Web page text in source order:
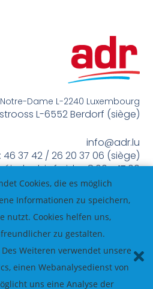
Dame L-2240 Luxembourg
L-6552 Berdorf (siège)
info@adr.lu
46 37 42 / 26 20 37 06 (siège)
bis freides 8:00 – 17:00
Cookies, die es möglich
Informationen zu speichern,
nutzt. Cookies helfen uns,
zu gestalten.
Des Weiteren verwendet unsere
einen Webanalysedienst von
uns eine Analyse der